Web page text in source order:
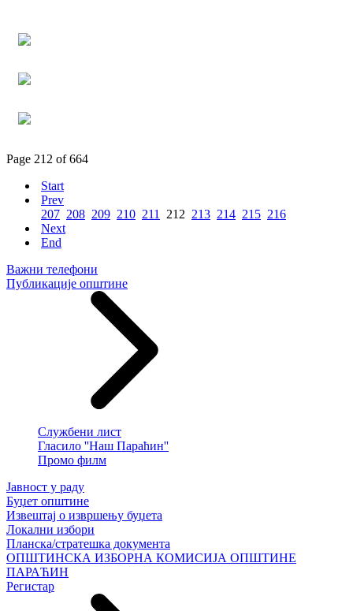
Page 212 of 664
Start
Prev
207 208 209 210 211 212 213 214 215 216
Next
End
Важни телефони
Публикације општине
Службени лист
Гласило ''Наш Параћин''
Промо филм
Јавност у раду
Буџет општине
Извештај о извршењу буџета
Локални избори
Планска/стратешка документа
ОПШТИНСКА ИЗБОРНА КОМИСИЈА ОПШТИНЕ
ПАРАЋИН
Регистар